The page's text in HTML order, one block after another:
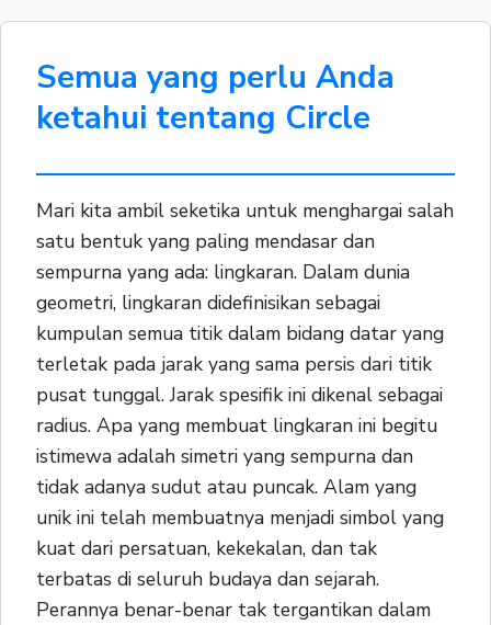
Semua yang perlu Anda
ketahui tentang Circle
Mari kita ambil seketika untuk menghargai salah
satu bentuk yang paling mendasar dan
sempurna yang ada: lingkaran. Dalam dunia
geometri, lingkaran didefinisikan sebagai
kumpulan semua titik dalam bidang datar yang
terletak pada jarak yang sama persis dari titik
pusat tunggal. Jarak spesifik ini dikenal sebagai
radius. Apa yang membuat lingkaran ini begitu
istimewa adalah simetri yang sempurna dan
tidak adanya sudut atau puncak. Alam yang
unik ini telah membuatnya menjadi simbol yang
kuat dari persatuan, kekekalan, dan tak
terbatas di seluruh budaya dan sejarah.
Perannya benar-benar tak tergantikan dalam